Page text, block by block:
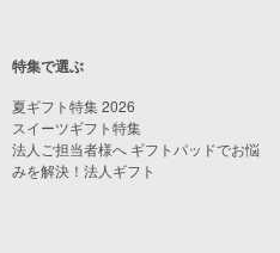
特集で選ぶ
夏ギフト特集 2026
スイーツギフト特集
法人ご担当者様へ ギフトパッドでお悩
みを解決！法人ギフト